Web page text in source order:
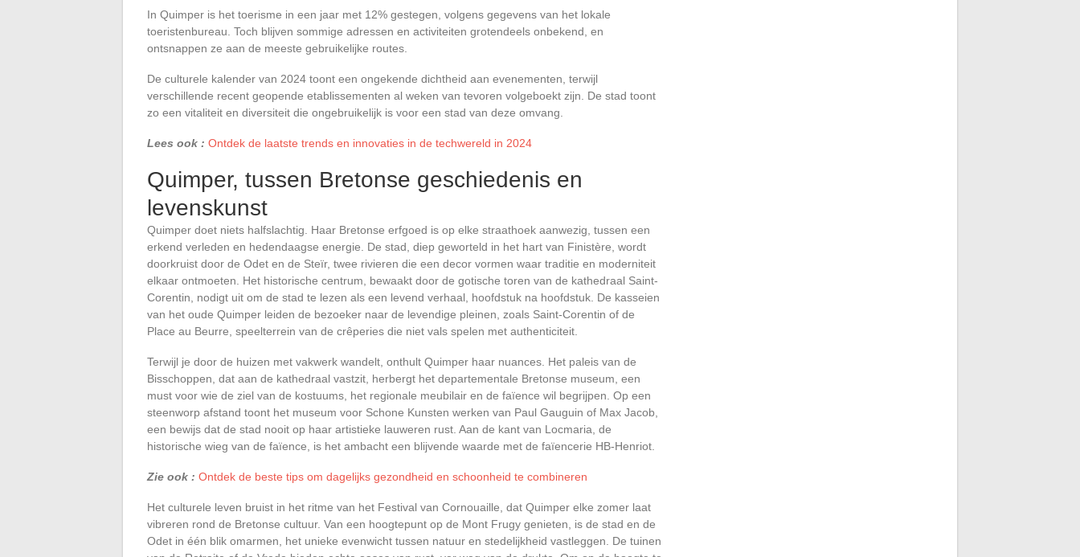
In Quimper is het toerisme in een jaar met 12% gestegen, volgens gegevens van het lokale
toeristenbureau. Toch blijven sommige adressen en activiteiten grotendeels onbekend, en
ontsnappen ze aan de meeste gebruikelijke routes.
De culturele kalender van 2024 toont een ongekende dichtheid aan evenementen, terwijl
verschillende recent geopende etablissementen al weken van tevoren volgeboekt zijn. De stad toont
zo een vitaliteit en diversiteit die ongebruikelijk is voor een stad van deze omvang.
Lees ook : Ontdek de laatste trends en innovaties in de techwereld in 2024
Quimper, tussen Bretonse geschiedenis en
levenskunst
Quimper doet niets halfslachtig. Haar Bretonse erfgoed is op elke straathoek aanwezig, tussen een
erkend verleden en hedendaagse energie. De stad, diep geworteld in het hart van Finistère, wordt
doorkruist door de Odet en de Steïr, twee rivieren die een decor vormen waar traditie en moderniteit
elkaar ontmoeten. Het historische centrum, bewaakt door de gotische toren van de kathedraal Saint-
Corentin, nodigt uit om de stad te lezen als een levend verhaal, hoofdstuk na hoofdstuk. De kasseien
van het oude Quimper leiden de bezoeker naar de levendige pleinen, zoals Saint-Corentin of de
Place au Beurre, speelterrein van de crêperies die niet vals spelen met authenticiteit.
Terwijl je door de huizen met vakwerk wandelt, onthult Quimper haar nuances. Het paleis van de
Bisschoppen, dat aan de kathedraal vastzit, herbergt het departementale Bretonse museum, een
must voor wie de ziel van de kostuums, het regionale meubilair en de faïence wil begrijpen. Op een
steenworp afstand toont het museum voor Schone Kunsten werken van Paul Gauguin of Max Jacob,
een bewijs dat de stad nooit op haar artistieke lauweren rust. Aan de kant van Locmaria, de
historische wieg van de faïence, is het ambacht een blijvende waarde met de faïencerie HB-Henriot.
Zie ook : Ontdek de beste tips om dagelijks gezondheid en schoonheid te combineren
Het culturele leven bruist in het ritme van het Festival van Cornouaille, dat Quimper elke zomer laat
vibreren rond de Bretonse cultuur. Van een hoogtepunt op de Mont Frugy genieten, is de stad en de
Odet in één blik omarmen, het unieke evenwicht tussen natuur en stedelijkheid vastleggen. De tuinen